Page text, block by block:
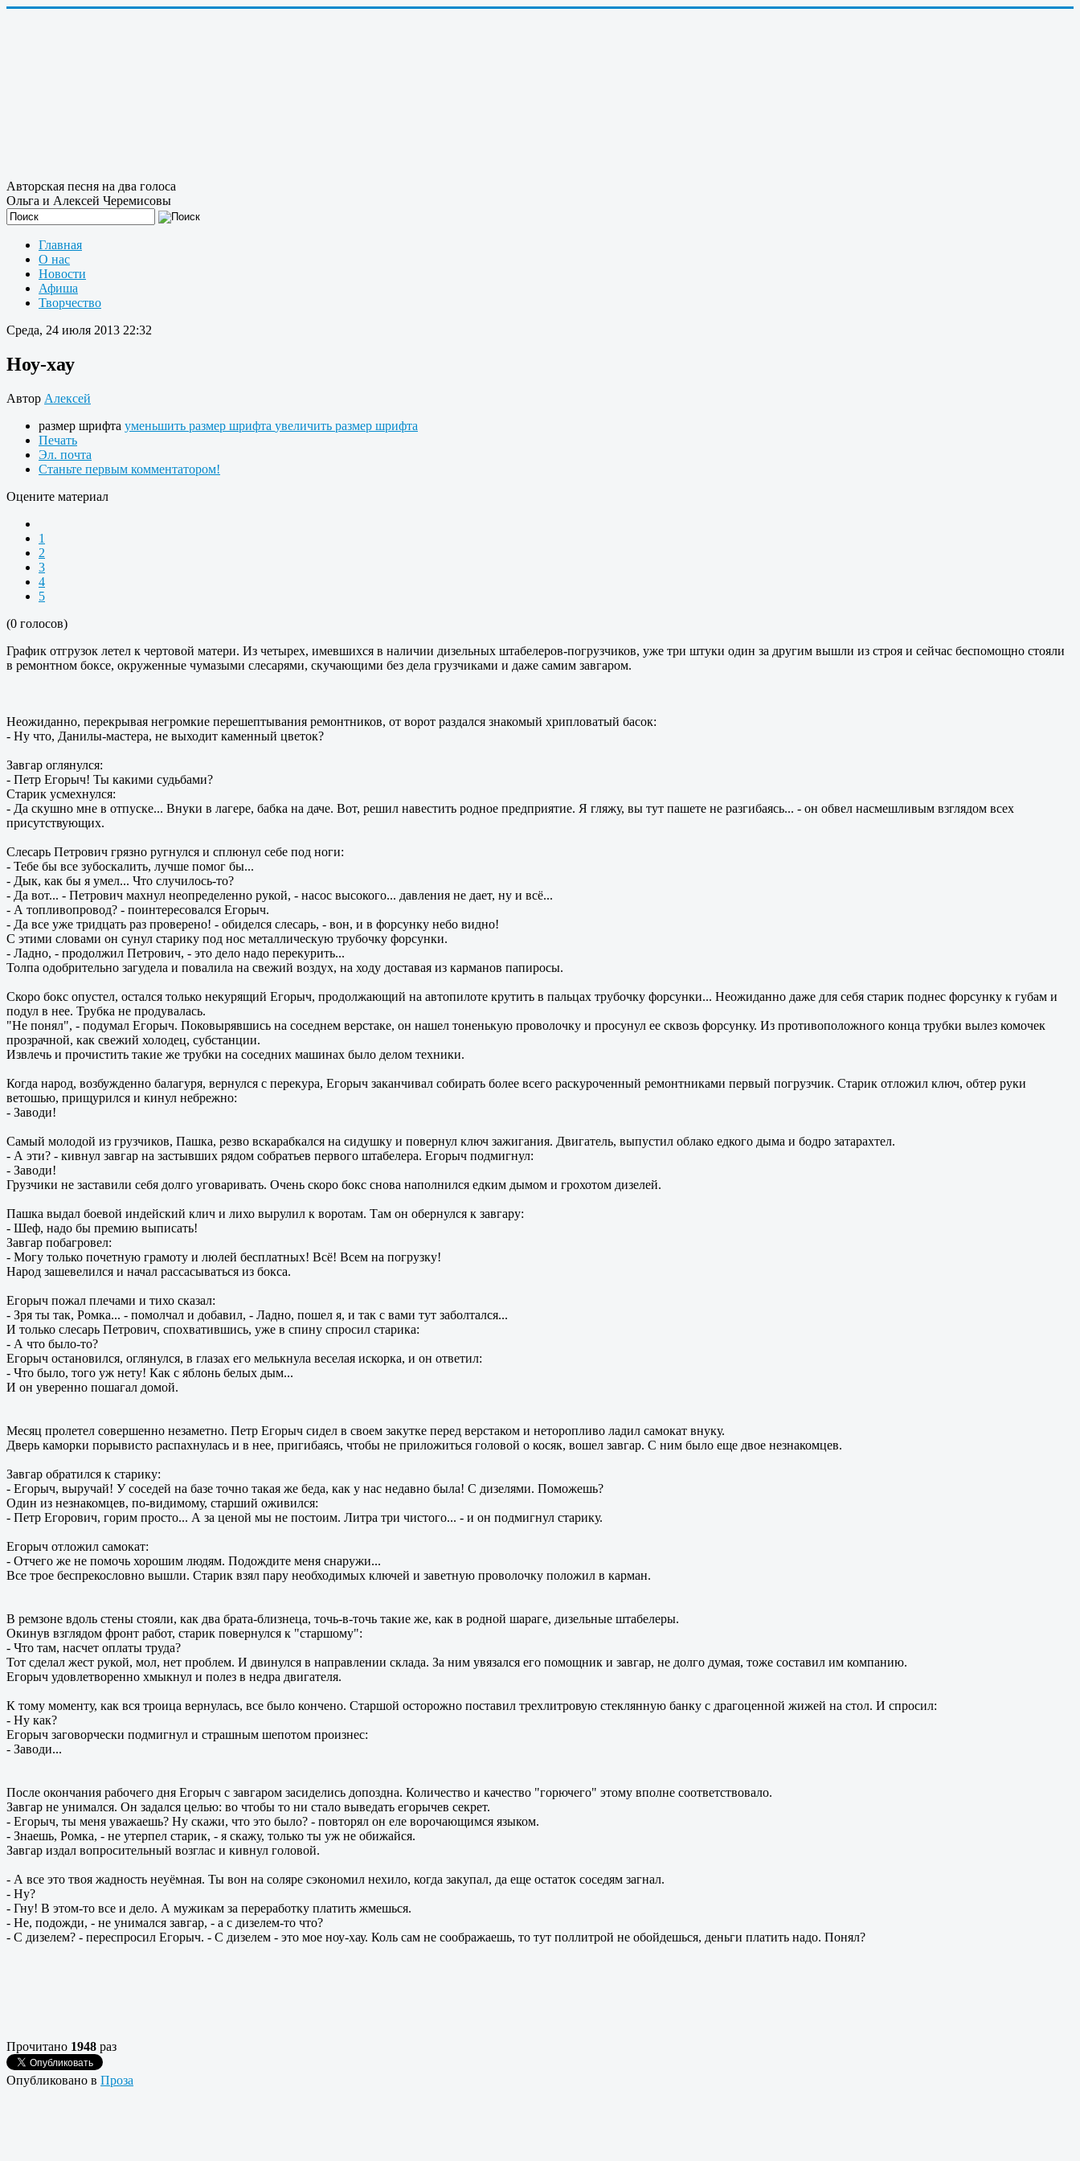
Авторская песня на два голоса
Ольга и Алексей Черемисовы
Главная
О нас
Новости
Афиша
Творчество
Среда, 24 июля 2013 22:32
Ноу-хау
Автор Алексей
размер шрифта уменьшить размер шрифта увеличить размер шрифта
Печать
Эл. почта
Станьте первым комментатором!
Оцените материал
1
2
3
4
5
(0 голосов)
График отгрузок летел к чертовой матери. Из четырех, имевшихся в наличии дизельных штабелеров-погрузчиков, уже три штуки один за другим вышли из строя и сейчас беспомощно стояли
в ремонтном боксе, окруженные чумазыми слесарями, скучающими без дела грузчиками и даже самим завгаром.
Неожиданно, перекрывая негромкие перешептывания ремонтников, от ворот раздался знакомый хрипловатый басок:
- Ну что, Данилы-мастера, не выходит каменный цветок?
Завгар оглянулся:
- Петр Егорыч! Ты какими судьбами?
Старик усмехнулся:
- Да скушно мне в отпуске... Внуки в лагере, бабка на даче. Вот, решил навестить родное предприятие. Я гляжу, вы тут пашете не разгибаясь... - он обвел насмешливым взглядом всех
присутствующих.
Слесарь Петрович грязно ругнулся и сплюнул себе под ноги:
- Тебе бы все зубоскалить, лучше помог бы...
- Дык, как бы я умел... Что случилось-то?
- Да вот... - Петрович махнул неопределенно рукой, - насос высокого... давления не дает, ну и всё...
- А топливопровод? - поинтересовался Егорыч.
- Да все уже тридцать раз проверено! - обиделся слесарь, - вон, и в форсунку небо видно!
С этими словами он сунул старику под нос металлическую трубочку форсунки.
- Ладно, - продолжил Петрович, - это дело надо перекурить...
Толпа одобрительно загудела и повалила на свежий воздух, на ходу доставая из карманов папиросы.
Скоро бокс опустел, остался только некурящий Егорыч, продолжающий на автопилоте крутить в пальцах трубочку форсунки... Неожиданно даже для себя старик поднес форсунку к губам и
подул в нее. Трубка не продувалась.
"Не понял", - подумал Егорыч. Поковырявшись на соседнем верстаке, он нашел тоненькую проволочку и просунул ее сквозь форсунку. Из противоположного конца трубки вылез комочек
прозрачной, как свежий холодец, субстанции.
Извлечь и прочистить такие же трубки на соседних машинах было делом техники.
Когда народ, возбужденно балагуря, вернулся с перекура, Егорыч заканчивал собирать более всего раскуроченный ремонтниками первый погрузчик. Старик отложил ключ, обтер руки
ветошью, прищурился и кинул небрежно:
- Заводи!
Самый молодой из грузчиков, Пашка, резво вскарабкался на сидушку и повернул ключ зажигания. Двигатель, выпустил облако едкого дыма и бодро затарахтел.
- А эти? - кивнул завгар на застывших рядом собратьев первого штабелера. Егорыч подмигнул:
- Заводи!
Грузчики не заставили себя долго уговаривать. Очень скоро бокс снова наполнился едким дымом и грохотом дизелей.
Пашка выдал боевой индейский клич и лихо вырулил к воротам. Там он обернулся к завгару:
- Шеф, надо бы премию выписать!
Завгар побагровел:
- Могу только почетную грамоту и люлей бесплатных! Всё! Всем на погрузку!
Народ зашевелился и начал рассасываться из бокса.
Егорыч пожал плечами и тихо сказал:
- Зря ты так, Ромка... - помолчал и добавил, - Ладно, пошел я, и так с вами тут заболтался...
И только слесарь Петрович, спохватившись, уже в спину спросил старика:
- А что было-то?
Егорыч остановился, оглянулся, в глазах его мелькнула веселая искорка, и он ответил:
- Что было, того уж нету! Как с яблонь белых дым...
И он уверенно пошагал домой.
Месяц пролетел совершенно незаметно. Петр Егорыч сидел в своем закутке перед верстаком и неторопливо ладил самокат внуку.
Дверь каморки порывисто распахнулась и в нее, пригибаясь, чтобы не приложиться головой о косяк, вошел завгар. С ним было еще двое незнакомцев.
Завгар обратился к старику:
- Егорыч, выручай! У соседей на базе точно такая же беда, как у нас недавно была! С дизелями. Поможешь?
Один из незнакомцев, по-видимому, старший оживился:
- Петр Егорович, горим просто... А за ценой мы не постоим. Литра три чистого... - и он подмигнул старику.
Егорыч отложил самокат:
- Отчего же не помочь хорошим людям. Подождите меня снаружи...
Все трое беспрекословно вышли. Старик взял пару необходимых ключей и заветную проволочку положил в карман.
В ремзоне вдоль стены стояли, как два брата-близнеца, точь-в-точь такие же, как в родной шараге, дизельные штабелеры.
Окинув взглядом фронт работ, старик повернулся к "старшому":
- Что там, насчет оплаты труда?
Тот сделал жест рукой, мол, нет проблем. И двинулся в направлении склада. За ним увязался его помощник и завгар, не долго думая, тоже составил им компанию.
Егорыч удовлетворенно хмыкнул и полез в недра двигателя.
К тому моменту, как вся троица вернулась, все было кончено. Старшой осторожно поставил трехлитровую стеклянную банку с драгоценной жижей на стол. И спросил:
- Ну как?
Егорыч заговорчески подмигнул и страшным шепотом произнес:
- Заводи...
После окончания рабочего дня Егорыч с завгаром засиделись допоздна. Количество и качество "горючего" этому вполне соответствовало.
Завгар не унимался. Он задался целью: во чтобы то ни стало выведать егорычев секрет.
- Егорыч, ты меня уважаешь? Ну скажи, что это было? - повторял он еле ворочающимся языком.
- Знаешь, Ромка, - не утерпел старик, - я скажу, только ты уж не обижайся.
Завгар издал вопросительный возглас и кивнул головой.
- А все это твоя жадность неуёмная. Ты вон на соляре сэкономил нехило, когда закупал, да еще остаток соседям загнал.
- Ну?
- Гну! В этом-то все и дело. А мужикам за переработку платить жмешься.
- Не, подожди, - не унимался завгар, - а с дизелем-то что?
- С дизелем? - переспросил Егорыч. - С дизелем - это мое ноу-хау. Коль сам не соображаешь, то тут поллитрой не обойдешься, деньги платить надо. Понял?
Прочитано 1948 раз
Опубликовано в Проза